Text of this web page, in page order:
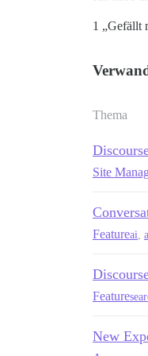
      }
//
1 „Gefällt
Thema
Site
Featureai
Feature
New